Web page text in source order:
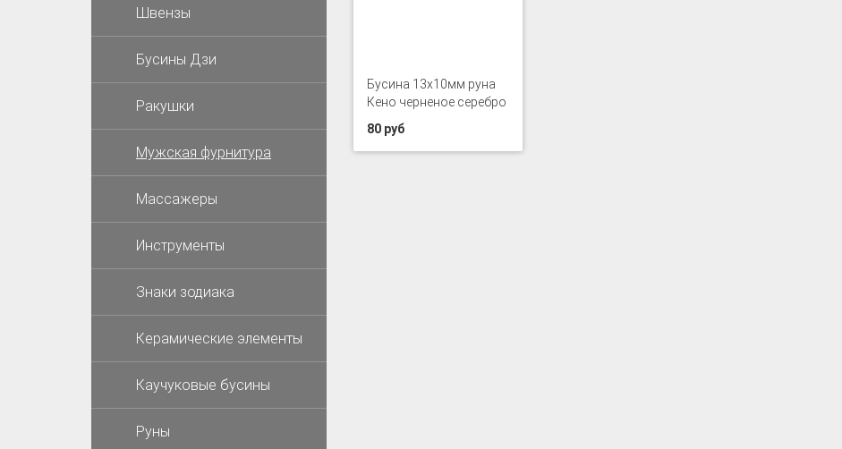
Бусина 13х10мм руна
Кено черненое серебро
80 руб
Швензы
Бусины Дзи
Ракушки
Мужская фурнитура
Массажеры
Инструменты
Знаки зодиака
Керамические элементы
Каучуковые бусины
Руны